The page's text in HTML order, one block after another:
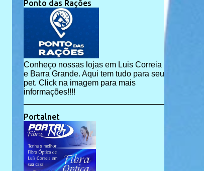
Ponto das Rações
Conheço nossas lojas em Luis Correia
e Barra Grande. Aqui tem tudo para seu
pet. Click na imagem para mais
informações!!!!
Portalnet